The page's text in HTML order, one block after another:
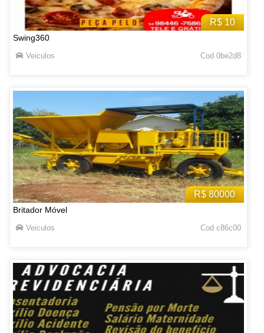
R$ 10
Swing360
Veiculos Cod 0be2d8
R$ 80000
Britador Móvel
Veiculos Cod c86c00